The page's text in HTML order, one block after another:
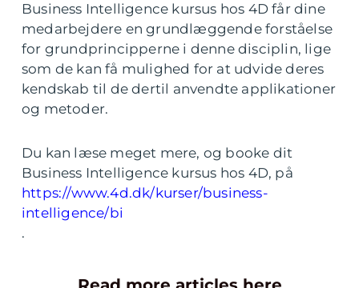
Business Intelligence kursus hos 4D får dine
medarbejdere en grundlæggende forståelse
for grundprincipperne i denne disciplin, lige
som de kan få mulighed for at udvide deres
kendskab til de dertil anvendte applikationer
og metoder.
Du kan læse meget mere, og booke dit
Business Intelligence kursus hos 4D, på
https://www.4d.dk/kurser/business-
intelligence/bi
.